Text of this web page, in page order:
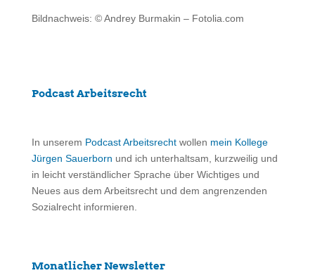
Bildnachweis: ©Andrey Burmakin – Fotolia.com
Podcast Arbeitsrecht
In unserem Podcast Arbeitsrechtwollen mein Kollege
Jürgen Sauerborn und ich unterhaltsam, kurzweilig und
in leicht verständlicher Sprache über Wichtiges und
Neues aus dem Arbeitsrecht und dem angrenzenden
Sozialrecht informieren.
Monatlicher Newsletter